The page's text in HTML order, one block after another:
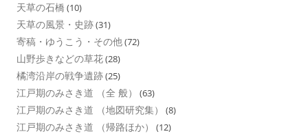
天草の石橋 (10)
天草の風景・史跡(31)
寄稿・ゆうこう・その他(72)
山野歩きなどの草花(28)
橘湾沿岸の戦争遺跡(25)
江戸期のみさき道 （全 般） (63)
江戸期のみさき道 （地図研究集） (8)
江戸期のみさき道 （帰路ほか） (12)